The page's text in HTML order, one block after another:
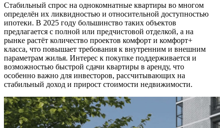
Стабильный спрос на однокомнатные квартиры во многом
определён их ликвидностью и относительной доступностью
ипотеки. В 2025 году большинство таких объектов
предлагается с полной или предчистовой отделкой, а на
рынке растёт количество проектов комфорт и комфорт+
класса, что повышает требования к внутренним и внешним
параметрам жилья. Интерес к покупке поддерживается и
возможностью быстрой сдачи квартиры в аренду, что
особенно важно для инвесторов, рассчитывающих на
стабильный доход и прирост стоимости недвижимости.